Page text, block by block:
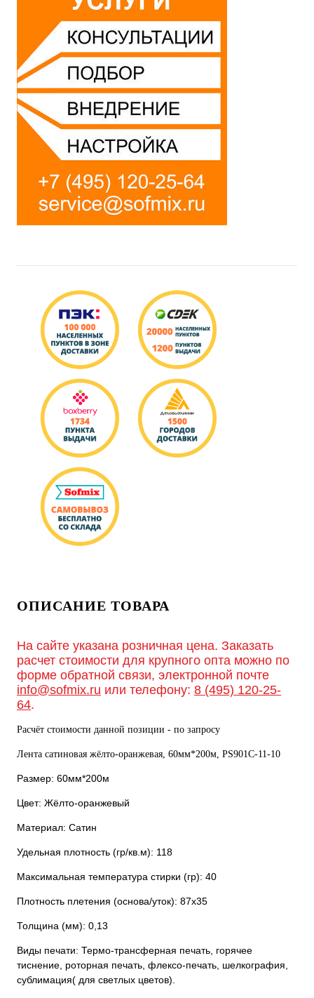
ОПИСАНИЕ ТОВАРА
На сайте указана розничная цена. Заказать
расчет стоимости для крупного опта можно по
форме обратной связи, электронной почте
info@sofmix.ru или телефону: 8 (495) 120-25-
64.
Расчёт стоимости данной позиции - по запросу
Лента сатиновая жёлто-оранжевая, 60мм*200м, PS901С-11-10
Размер: 60мм*200м
Цвет: Жёлто-оранжевый
Материал: Сатин
Удельная плотность (гр/кв.м): 118
Максимальная температура стирки (гр): 40
Плотность плетения (основа/уток): 87х35
Толщина (мм): 0,13
Виды печати: Термо-трансферная печать, горячее
тиснение, роторная печать, флексо-печать, шелкография,
сублимация( для светлых цветов).